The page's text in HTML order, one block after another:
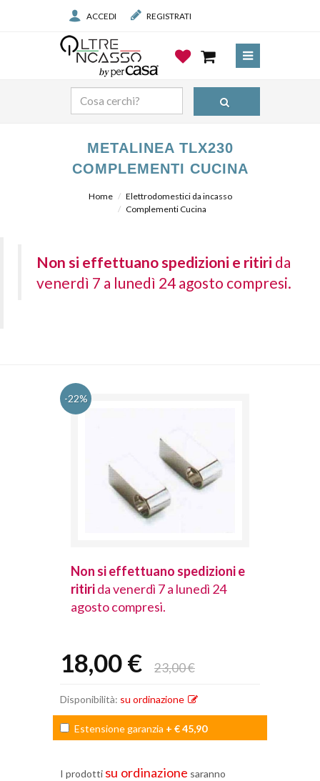
ACCEDI REGISTRATI
METALINEA TLX230
COMPLEMENTI CUCINA
Home
Elettrodomestici da incasso
Complementi Cucina
Non si effettuano spedizioni e ritiri da
venerdì 7 a lunedì 24 agosto compresi.
-22%
Non si effettuano spedizioni e
ritirida venerdì 7 a lunedì 24
agosto compresi.
18,00 € 23,00 €
Disponibilità: su ordinazione
Estensione garanzia + € 45,90
I prodotti su ordinazione saranno